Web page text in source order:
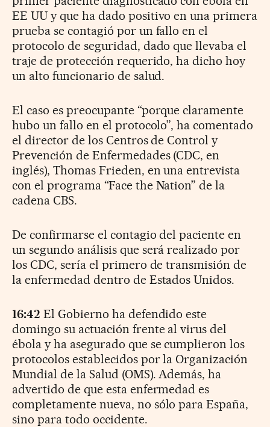
EE UU y que ha dado positivo en una primera
prueba se contagió por un fallo en el
protocolo de seguridad, dado que llevaba el
traje de protección requerido, ha dicho hoy
un alto funcionario de salud.
El caso es preocupante “porque claramente
hubo un fallo en el protocolo”, ha comentado
el director de los Centros de Control y
Prevención de Enfermedades (CDC, en
inglés), Thomas Frieden, en una entrevista
con el programa “Face the Nation” de la
cadena CBS.
De confirmarse el contagio del paciente en
un segundo análisis que será realizado por
los CDC, sería el primero de transmisión de
la enfermedad dentro de Estados Unidos.
16:42 El Gobierno ha defendido este
domingo su actuación frente al virus del
ébola y ha asegurado que se cumplieron los
protocolos establecidos por la Organización
Mundial de la Salud (OMS). Además, ha
advertido de que esta enfermedad es
completamente nueva, no sólo para España,
sino para todo occidente.